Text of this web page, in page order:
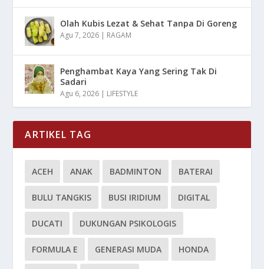
Olah Kubis Lezat & Sehat Tanpa Di Goreng
Agu 7, 2026 | RAGAM
Penghambat Kaya Yang Sering Tak Di
Sadari
Agu 6, 2026 | LIFESTYLE
ARTIKEL TAG
ACEH ANAK BADMINTON BATERAI
BULU TANGKIS BUSI IRIDIUM DIGITAL
DUCATI DUKUNGAN PSIKOLOGIS
FORMULA E GENERASI MUDA HONDA